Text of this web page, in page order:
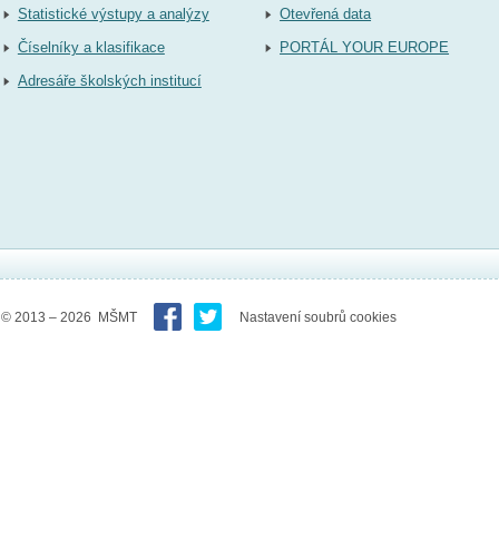
Statistické výstupy a analýzy
Číselníky a klasifikace
Adresáře školských institucí
Otevřená data
PORTÁL YOUR EUROPE
© 2013 – 2026 MŠMT Nastavení soubrů cookies